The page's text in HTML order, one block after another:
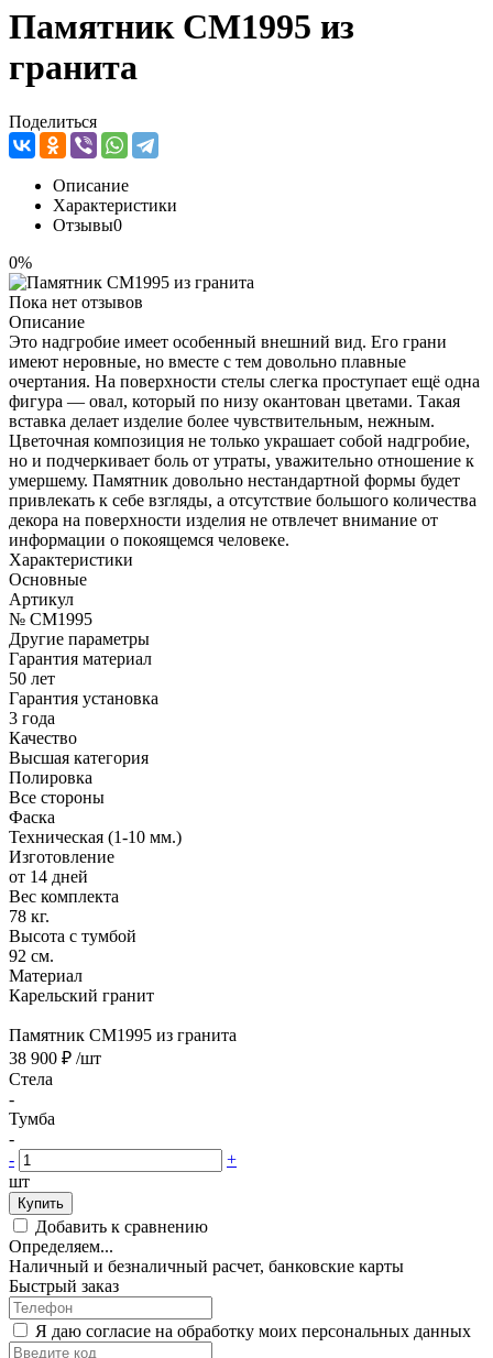
Памятник CM1995 из
гранита
Поделиться
Описание
Характеристики
Отзывы0
0%
Пока нет отзывов
Описание
Это надгробие имеет особенный внешний вид. Его грани
имеют неровные, но вместе с тем довольно плавные
очертания. На поверхности стелы слегка проступает ещё одна
фигура — овал, который по низу окантован цветами. Такая
вставка делает изделие более чувствительным, нежным.
Цветочная композиция не только украшает собой надгробие,
но и подчеркивает боль от утраты, уважительно отношение к
умершему. Памятник довольно нестандартной формы будет
привлекать к себе взгляды, а отсутствие большого количества
декора на поверхности изделия не отвлечет внимание от
информации о покоящемся человеке.
Характеристики
Основные
Артикул
№ CM1995
Другие параметры
Гарантия материал
50 лет
Гарантия установка
3 года
Качество
Высшая категория
Полировка
Все стороны
Фаска
Техническая (1-10 мм.)
Изготовление
от 14 дней
Вес комплекта
78 кг.
Высота с тумбой
92 см.
Материал
Карельский гранит
Памятник CM1995 из гранита
38 900 ₽ /шт
Стела
-
Тумба
-
-
+
шт
Купить
Добавить к сравнению
Определяем...
Наличный и безналичный расчет, банковские карты
Быстрый заказ
Я даю согласие на обработку моих персональных данных